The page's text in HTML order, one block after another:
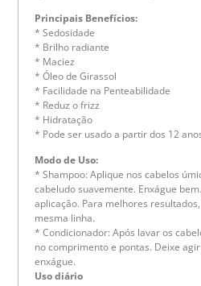
Principais Benefícios:
* Sedosidade
* Brilho radiante
* Maciez
* Óleo de Girassol
* Facilidade na Penteabilidade
* Reduz o frizz
* Hidratação
* Pode ser usado a partir dos 12
Modo de Uso:
* Shampoo: Aplique nos cabelos
cabeludo suavemente. Enxágue
aplicação. Para melhores
mesma linha.
* Condicionador: Após lavar os
no comprimento e pontas. Deixe
enxágue.
Uso diário